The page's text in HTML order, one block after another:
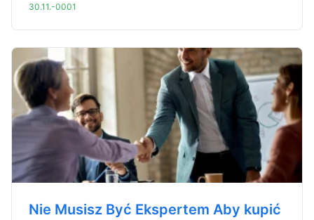
30.11.-0001
Nie Musisz Być Ekspertem Aby kupić